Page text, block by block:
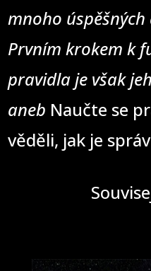
mnoho
Prvním krokem k
pravidla je však
aneb Naučte se
věděli, jak je